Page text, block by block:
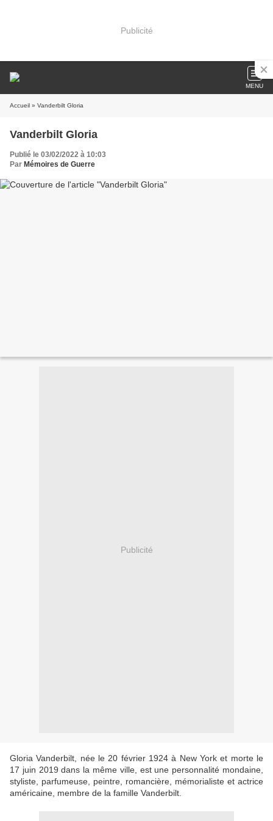
Publicité
MENU
Accueil » Vanderbilt Gloria
Vanderbilt Gloria
Publié le 03/02/2022 à 10:03
Par Mémoires de Guerre
Publicité
Gloria Vanderbilt, née le 20 février 1924 à New York et morte le
17 juin 2019 dans la même ville, est une personnalité mondaine,
styliste, parfumeuse, peintre, romancière, mémorialiste et actrice
américaine, membre de la famille Vanderbilt.